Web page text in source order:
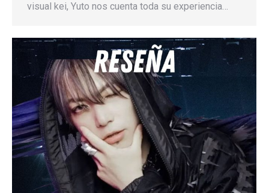
visual kei, Yuto nos cuenta toda su experiencia…